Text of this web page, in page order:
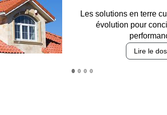
Entre circulation,
des revêtements
Lire le